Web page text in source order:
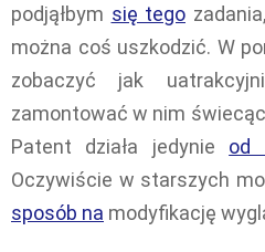
podjąłbym się tego
można coś uszkodzić. W
zobaczyć jak
zamontować w nim
Patent działa jedynie od
Oczywiście w starszych
sposób na modyfikację